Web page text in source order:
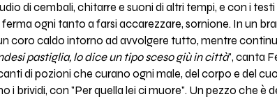
di cembali, chitarre e suoni di altri tempi, e con i
ogni tanto a farsi accarezzare, sornione. In un
coro caldo intorno ad avvolgere tutto, mentre
pastiglia, lo dice un tipo sceso giù in città", canta
di pozioni che curano ogni male, del corpo e del
i brividi, con "Per quella lei ci muore". Un pezzo che è